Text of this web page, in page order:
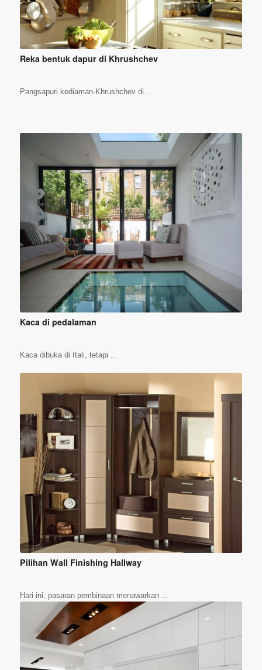
Reka bentuk dapur di Khrushchev
Pangsapuri kediaman-Khrushchev di ...
Kaca di pedalaman
Kaca dibuka di Itali, tetapi ...
Pilihan Wall Finishing Hallway
Hari ini, pasaran pembinaan menawarkan ...